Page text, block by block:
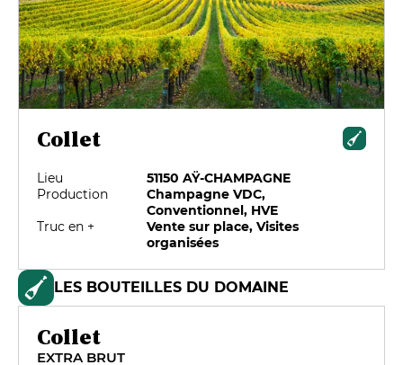
Collet
Lieu
51150 AŸ-CHAMPAGNE
Production
Champagne VDC,
Conventionnel, HVE
Truc en +
Vente sur place, Visites
organisées
LES BOUTEILLES DU DOMAINE
Collet
EXTRA BRUT